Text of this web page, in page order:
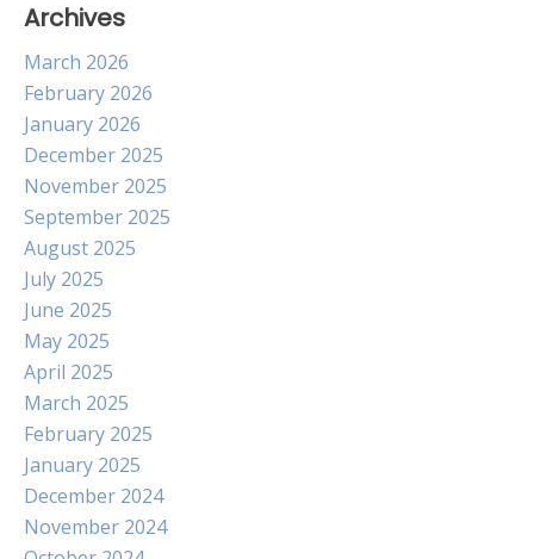
Archives
March 2026
February 2026
January 2026
December 2025
November 2025
September 2025
August 2025
July 2025
June 2025
May 2025
April 2025
March 2025
February 2025
January 2025
December 2024
November 2024